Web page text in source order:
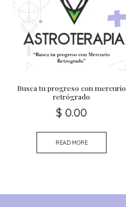
Busca tu progreso con mercurio
retrógrado
$ 0.00
READ MORE